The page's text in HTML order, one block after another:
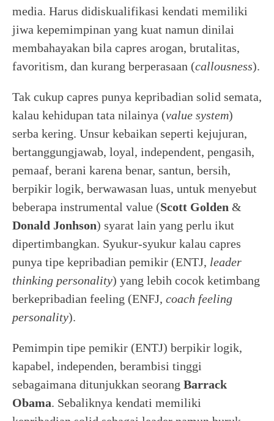
media. Harus didiskualifikasi kendati memiliki
jiwa kepemimpinan yang kuat namun dinilai
membahayakan bila capres arogan, brutalitas,
favoritism, dan kurang berperasaan (callousness).
Tak cukup capres punya kepribadian solid semata,
kalau kehidupan tata nilainya (value system)
serba kering. Unsur kebaikan seperti kejujuran,
bertanggungjawab, loyal, independent, pengasih,
pemaaf, berani karena benar, santun, bersih,
berpikir logik, berwawasan luas, untuk menyebut
beberapa instrumental value (Scott Golden &
Donald Jonhson) syarat lain yang perlu ikut
dipertimbangkan. Syukur-syukur kalau capres
punya tipe kepribadian pemikir (ENTJ, leader
thinking personality) yang lebih cocok ketimbang
berkepribadian feeling (ENFJ, coach feeling
personality).
Pemimpin tipe pemikir (ENTJ) berpikir logik,
kapabel, independen, berambisi tinggi
sebagaimana ditunjukkan seorang Barrack
Obama. Sebaliknya kendati memiliki